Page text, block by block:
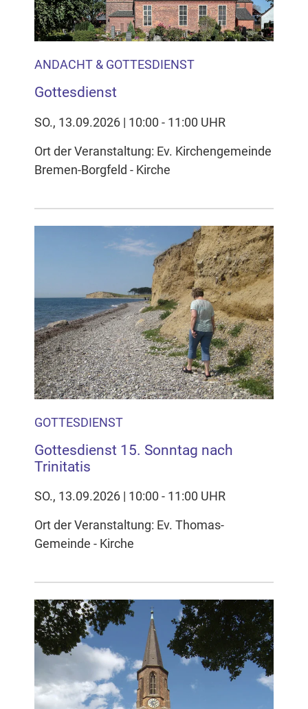
ANDACHT & GOTTESDIENST
Gottesdienst
SO., 13.09.2026 | 10:00 - 11:00 UHR
Ort der Veranstaltung: Ev. Kirchengemeinde
Bremen-Borgfeld - Kirche
GOTTESDIENST
Gottesdienst 15. Sonntag nach
Trinitatis
SO., 13.09.2026 | 10:00 - 11:00 UHR
Ort der Veranstaltung: Ev. Thomas-
Gemeinde - Kirche